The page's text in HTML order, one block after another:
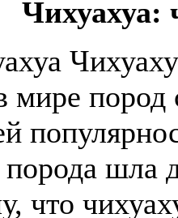
Чихуахуа:
пород
шла
что